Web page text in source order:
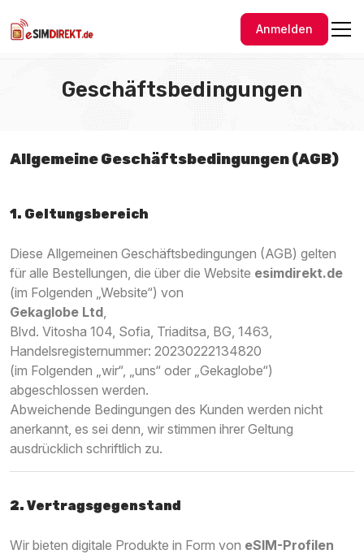
Anmelden
Geschäftsbedingungen
Allgemeine Geschäftsbedingungen (AGB)
1. Geltungsbereich
Diese Allgemeinen Geschäftsbedingungen (AGB) gelten
für alle Bestellungen, die über die Website esimdirekt.de
(im Folgenden „Website“) von
Gekaglobe Ltd,
Blvd. Vitosha 104, Sofia, Triaditsa, BG, 1463,
Handelsregisternummer: 20230222134820
(im Folgenden „wir“, „uns“ oder „Gekaglobe“)
abgeschlossen werden.
Abweichende Bedingungen des Kunden werden nicht
anerkannt, es sei denn, wir stimmen ihrer Geltung
ausdrücklich schriftlich zu.
2. Vertragsgegenstand
Wir bieten digitale Produkte in Form von eSIM-Profilen